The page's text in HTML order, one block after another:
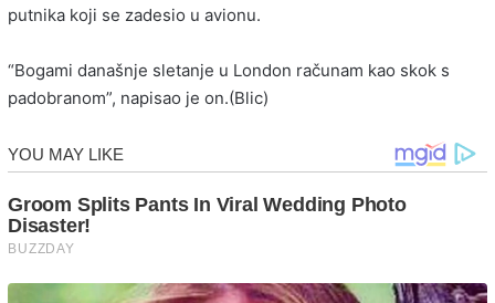
putnika koji se zadesio u avionu.
“Bogami današnje sletanje u London računam kao skok s
padobranom”, napisao je on.(Blic)